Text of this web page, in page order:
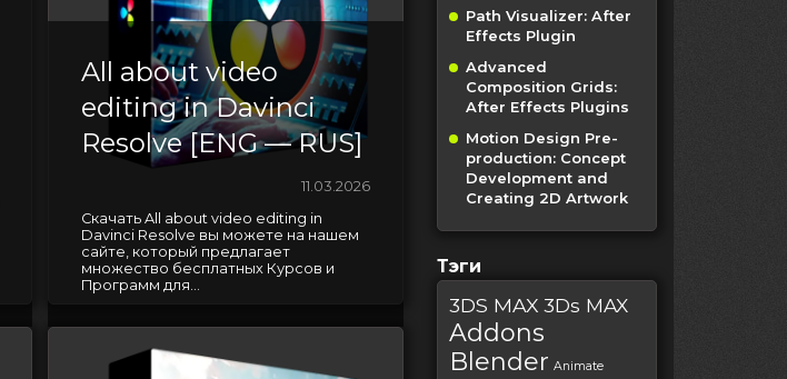
All about video
editing in Davinci
Resolve [ENG — RUS]
11.03.2026
Скачать All about video editing in
Davinci Resolve вы можете на нашем
сайте, который предлагает
множество бесплатных Курсов и
Программ для...
Path Visualizer: After
Effects Plugin
Advanced
Composition Grids:
After Effects Plugins
Motion Design Pre-
production: Concept
Development and
Creating 2D Artwork
Тэги
3DS MAX 3Ds MAX
Addons
Blender Animate